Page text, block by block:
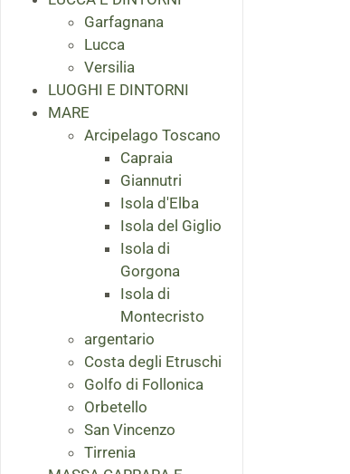
Garfagnana
Lucca
Versilia
LUOGHI E DINTORNI
MARE
Arcipelago Toscano
Capraia
Giannutri
Isola d'Elba
Isola del Giglio
Isola di
Gorgona
Isola di
Montecristo
argentario
Costa degli Etruschi
Golfo di Follonica
Orbetello
San Vincenzo
Tirrenia